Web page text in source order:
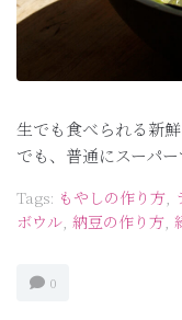
生でも食べられる新
でも、普通にスーパ
Tags: もやしの作り方
ボウル 納豆の作り方
0